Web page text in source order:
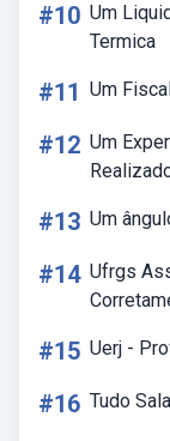
#10 Um
Termica
#11 Um
#12 Um
#13 Um
#14 Ufrgs
#15 Uerj -
#16 Tudo